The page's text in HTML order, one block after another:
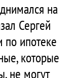
на
Сергей
по ипотеке
которые
не могут